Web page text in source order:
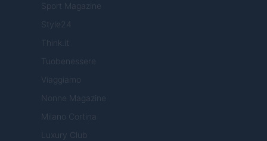
Sport Magazine
Style24
Think.it
Tuobenessere
Viaggiamo
Nonne Magazine
Milano Cortina
Luxury Club